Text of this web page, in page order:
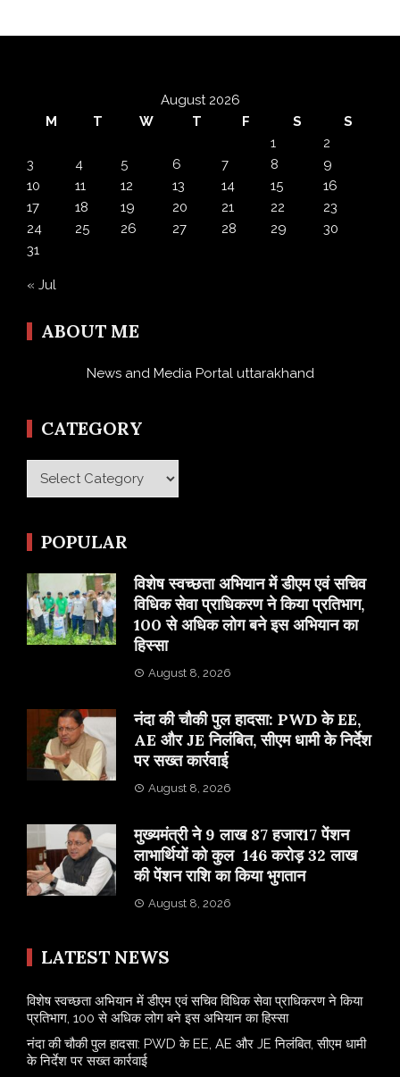
August 2026
M
T W T F S
S
1
2
3
4 5 6 7 8
9
10
11 12 13 14 15
16
17
18 19 20 21 22
23
24
25 26 27 28 29
30
31
« Jul
ABOUT ME
News and Media Portal uttarakhand
CATEGORY
Category
POPULAR
विशेष स्वच्छता अभियान में डीएम एवं सचिव
विधिक सेवा प्राधिकरण ने किया प्रतिभाग,
100 से अधिक लोग बने इस अभियान का
हिस्सा
August 8, 2026
नंदा की चौकी पुल हादसा: PWD के EE,
AE और JE निलंबित, सीएम धामी के निर्देश
पर सख्त कार्रवाई
August 8, 2026
मुख्यमंत्री ने 9 लाख 87 हजार17 पेंशन
लाभार्थियों को कुल 146 करोड़ 32 लाख
की पेंशन राशि का किया भुगतान
August 8, 2026
LATEST NEWS
विशेष स्वच्छता अभियान में डीएम एवं सचिव विधिक सेवा प्राधिकरण ने किया
प्रतिभाग, 100 से अधिक लोग बने इस अभियान का हिस्सा
नंदा की चौकी पुल हादसा: PWD के EE, AE और JE निलंबित, सीएम धामी
के निर्देश पर सख्त कार्रवाई